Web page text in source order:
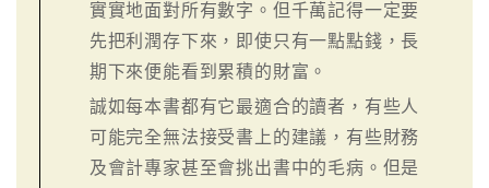
實實地面對所有數字。但千萬記得一定要
先把利潤存下來，即使只有一點點錢，長
期下來便能看到累積的財富。
誠如每本書都有它最適合的讀者，有些人
可能完全無法接受書上的建議，有些財務
及會計專家甚至會挑出書中的毛病。但是